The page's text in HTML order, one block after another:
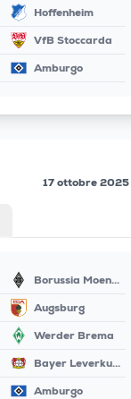
Hoffenheim
VfB Stoccarda
Amburgo
17 ottobre 2025
Borussia Moenchengladbach
Augsburg
Werder Brema
Bayer Leverkusen
Amburgo